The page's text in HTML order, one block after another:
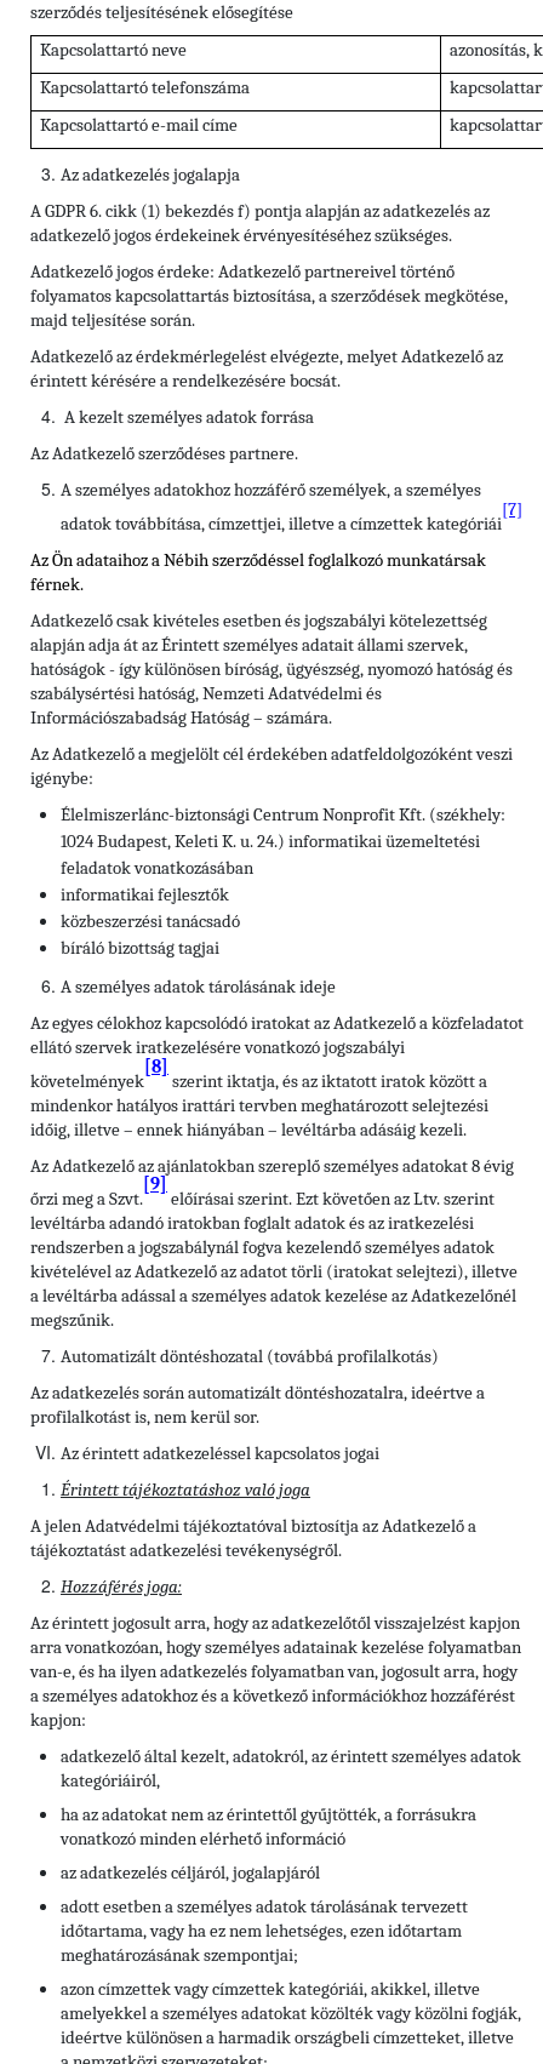
szerződés teljesítésének elősegítése
Kapcsolattartó neve
azonosítás,
Kapcsolattartó telefonszáma
Kapcsolattartó e-mail címe
Az adatkezelés jogalapja
A GDPR 6. cikk (1) bekezdés f) pontja alapján az adatkezelés az
adatkezelő jogos érdekeinek érvényesítéséhez szükséges.
Adatkezelő jogos érdeke: Adatkezelő partnereivel történő
folyamatos kapcsolattartás biztosítása, a szerződések megkötése,
majd teljesítése során.
Adatkezelő az érdekmérlegelést elvégezte, melyet Adatkezelő az
érintett kérésére a rendelkezésére bocsát.
A kezelt személyes adatok forrása
Az Adatkezelő szerződéses partnere.
A személyes adatokhoz hozzáférő személyek, a személyes
adatok továbbítása, címzettjei, illetve a címzettek kategóriái
[7]
Az Ön adataihoz a Nébih szerződéssel foglalkozó munkatársak
férnek.
Adatkezelő csak kivételes esetben és jogszabályi kötelezettség
alapján adja át az Érintett személyes adatait állami szervek,
hatóságok - így különösen bíróság, ügyészség, nyomozó hatóság és
szabálysértési hatóság, Nemzeti Adatvédelmi és
Információszabadság Hatóság – számára.
Az Adatkezelő a megjelölt cél érdekében adatfeldolgozóként veszi
igénybe:
Élelmiszerlánc-biztonsági Centrum Nonprofit Kft. (székhely:
1024 Budapest, Keleti K. u. 24.) informatikai üzemeltetési
feladatok vonatkozásában
informatikai fejlesztők
közbeszerzési tanácsadó
bíráló bizottság tagjai
A személyes adatok tárolásának ideje
Az egyes célokhoz kapcsolódó iratokat az Adatkezelő a közfeladatot
ellátó szervek iratkezelésére vonatkozó jogszabályi
követelmények
[8]
szerint iktatja, és az iktatott iratok között a
mindenkor hatályos irattári tervben meghatározott selejtezési
időig, illetve – ennek hiányában – levéltárba adásáig kezeli.
Az Adatkezelő az ajánlatokban szereplő személyes adatokat 8 évig
őrzi meg a Szvt.
[9]
előírásai szerint. Ezt követően az Ltv. szerint
levéltárba adandó iratokban foglalt adatok és az iratkezelési
rendszerben a jogszabálynál fogva kezelendő személyes adatok
kivételével az Adatkezelő az adatot törli (iratokat selejtezi), illetve
a levéltárba adással a személyes adatok kezelése az Adatkezelőnél
megszűnik.
Automatizált döntéshozatal (továbbá profilalkotás)
Az adatkezelés során automatizált döntéshozatalra, ideértve a
profilalkotást is, nem kerül sor.
Az érintett adatkezeléssel kapcsolatos jogai
Érintett tájékoztatáshoz való joga
A jelen Adatvédelmi tájékoztatóval biztosítja az Adatkezelő a
tájékoztatást adatkezelési tevékenységről.
Hozzáférés joga:
Az érintett jogosult arra, hogy az adatkezelőtől visszajelzést kapjon
arra vonatkozóan, hogy személyes adatainak kezelése folyamatban
van-e, és ha ilyen adatkezelés folyamatban van, jogosult arra, hogy
a személyes adatokhoz és a következő információkhoz hozzáférést
kapjon:
adatkezelő által kezelt, adatokról, az érintett személyes adatok
kategóriáiról,
ha az adatokat nem az érintettől gyűjtötték, a forrásukra
vonatkozó minden elérhető információ
az adatkezelés céljáról, jogalapjáról
adott esetben a személyes adatok tárolásának tervezett
időtartama, vagy ha ez nem lehetséges, ezen időtartam
meghatározásának szempontjai;
azon címzettek vagy címzettek kategóriái, akikkel, illetve
amelyekkel a személyes adatokat közölték vagy közölni fogják,
ideértve különösen a harmadik országbeli címzetteket, illetve